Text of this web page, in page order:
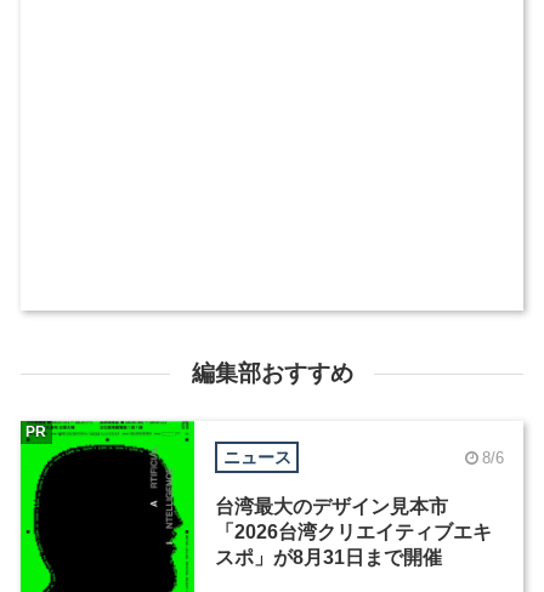
編集部おすすめ
ニュース 8/6
台湾最大のデザイン見本市
「2026台湾クリエイティブエキ
スポ」が8月31日まで開催
PR